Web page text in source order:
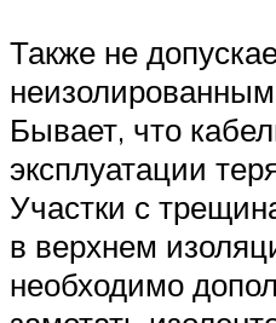
Также не
Бывает, что
эксплуатации
Участки с
в верхнем
необходимо